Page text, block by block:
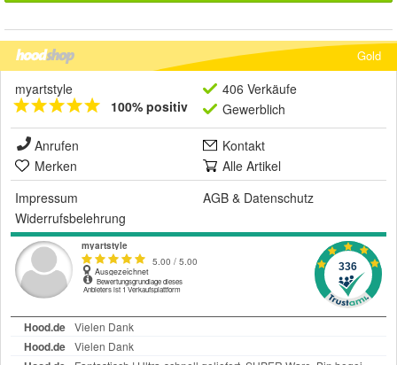
Gold
myartstyle
100% positiv
406 Verkäufe
Gewerblich
Anrufen
Kontakt
Merken
Alle Artikel
Impressum
AGB & Datenschutz
Widerrufsbelehrung